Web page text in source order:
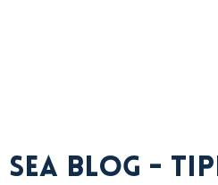
SEA Blog -